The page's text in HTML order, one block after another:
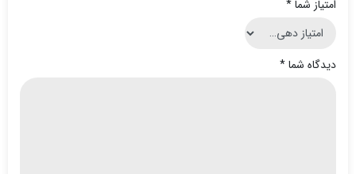
امتیاز شما*
دیدگاه شما*